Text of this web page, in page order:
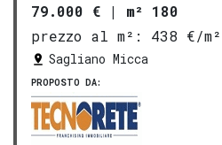
79.000 € | m² 180
prezzo al m²:
438 €/m²
Sagliano Micca
PROPOSTO DA: